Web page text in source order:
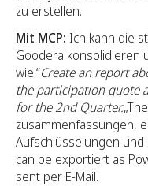
zu erstellen.
Mit MCP: Ich kann die
Goodera konsolidieren
wie:“Create an report
the participation quote
for the 2nd Quarter.
zusammenfassungen,
Aufschlüsselungen
can be exportiert as
sent per E-Mail.